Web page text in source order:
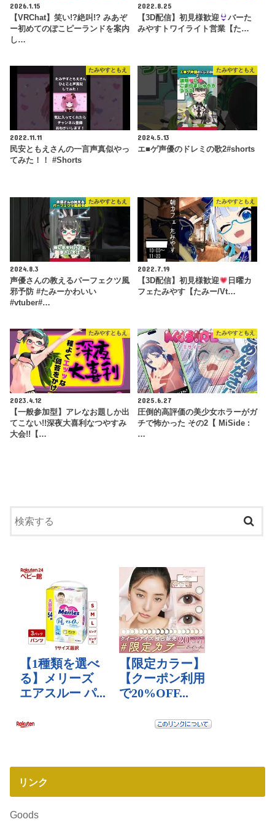
2026.1.15
【VRChat】笑い!?絶叫!? みあぞ
ー初めてのぽこピーランドを案内
し…
2022.8.25
【3D配信】初見様歓迎
バーた
みやすトワイライト営業【た…
たみやすともえ
2022.11.11
民安ともえさんの一言声真似やっ
てみた！！ #Shorts
たみやすともえ
2024.5.13
エ■ゲ声優のドレミの歌2#shorts
たみやすともえ
2024.8.3
声優さんの教えるパーフェクツ風
邪予防 #たみーかわいい
#vtuber#…
たみやすともえ
2022.7.19
【3D配信】初見様歓迎
日曜カ
フェたみやす【たみー/Vt…
たみやすともえ
2023.4.12
【一般参加型】アレなお題しか出
てこない!!深夜大喜利なつやすみ
大会!!【…
たみやすともえ
2025.6.27
圧倒的高評価の美少女ホラーがガ
チで怖かった その2【 MiSide :
…
リンク
Goods